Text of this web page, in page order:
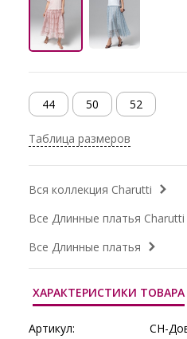
44 50 52
Таблица размеров
Вся коллекция Charutti
Все Длинные платья Charutti
Все Длинные платья
ХАРАКТЕРИСТИКИ ТОВАРА
Артикул:
CH-